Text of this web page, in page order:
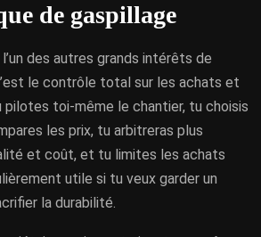
de gaspillage
des autres grands intérêts de
le contrôle total sur les achats et
pilotes toi-même le chantier, tu choisis
les prix, tu arbitreras plus
et coût, et tu limites les achats
utile si tu veux garder un
la durabilité.